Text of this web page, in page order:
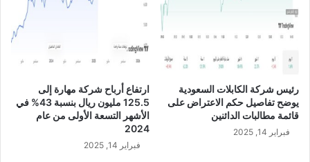
ر
ي
ق
ة
رئيس شركة الكابلات السعودية
يوضح تفاصيل حكم الاعتراض على
قائمة مطالبات الدائنين
فبراير 14, 2025
ارتفاع أرباح شركة مهارة إلى
125.5 مليون ريال بنسبة 43% في
الأشهر التسعة الأولى من عام
2024
فبراير 14, 2025